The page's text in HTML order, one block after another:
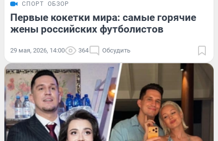
СПОРТ ОБЗОР
Первые кокетки мира: самые горячие
жены российских футболистов
29 мая, 2026, 14:00 364 Обсудить